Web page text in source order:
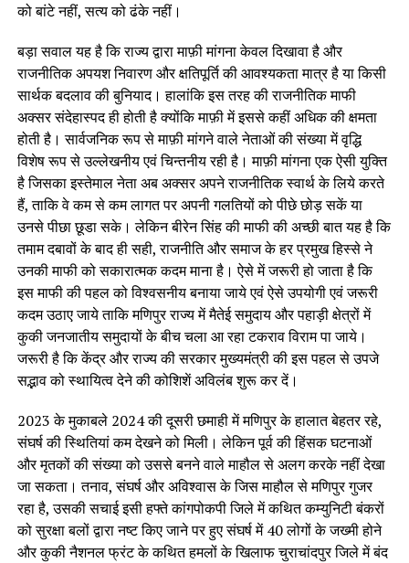
को बांटे नहीं, सत्य को ढंके नहीं।
बड़ा सवाल यह है कि राज्य द्वारा माफ़ी मांगना केवल दिखावा है और
राजनीतिक अपयश निवारण और क्षतिपूर्ति की आवश्यकता मात्र है या किसी
सार्थक बदलाव की बुनियाद। हालांकि इस तरह की राजनीतिक माफी
अक्सर संदेहास्पद ही होती है क्योंकि माफ़ी में इससे कहीं अधिक की क्षमता
होती है। सार्वजनिक रूप से माफ़ी मांगने वाले नेताओं की संख्या में वृद्धि
विशेष रूप से उल्लेखनीय एवं चिन्तनीय रही है। माफ़ी मांगना एक ऐसी युक्ति
है जिसका इस्तेमाल नेता अब अक्सर अपने राजनीतिक स्वार्थ के लिये करते
हैं, ताकि वे कम से कम लागत पर अपनी गलतियों को पीछे छोड़ सकें या
उनसे पीछा छूडा सके। लेकिन बीरेन सिंह की माफी की अच्छी बात यह है कि
तमाम दबावों के बाद ही सही, राजनीति और समाज के हर प्रमुख हिस्से ने
उनकी माफी को सकारात्मक कदम माना है। ऐसे में जरूरी हो जाता है कि
इस माफी की पहल को विश्वसनीय बनाया जाये एवं ऐसे उपयोगी एवं जरूरी
कदम उठाए जाये ताकि मणिपुर राज्य में मैतेई समुदाय और पहाड़ी क्षेत्रों में
कुकी जनजातीय समुदायों के बीच चला आ रहा टकराव विराम पा जाये।
जरूरी है कि केंद्र और राज्य की सरकार मुख्यमंत्री की इस पहल से उपजे
सद्भाव को स्थायित्व देने की कोशिशें अविलंब शुरू कर दें।
2023 के मुकाबले 2024 की दूसरी छमाही में मणिपुर के हालात बेहतर रहे,
संघर्ष की स्थितियां कम देखने को मिली। लेकिन पूर्व की हिंसक घटनाओं
और मृतकों की संख्या को उससे बनने वाले माहौल से अलग करके नहीं देखा
जा सकता। तनाव, संघर्ष और अविश्वास के जिस माहौल से मणिपुर गुजर
रहा है, उसकी सचाई इसी हफ्ते कांगपोकपी जिले में कथित कम्युनिटी बंकरों
को सुरक्षा बलों द्वारा नष्ट किए जाने पर हुए संघर्ष में 40 लोगों के जख्मी होने
और कुकी नैशनल फ्रंट के कथित हमलों के खिलाफ चुराचांदपुर जिले में बंद